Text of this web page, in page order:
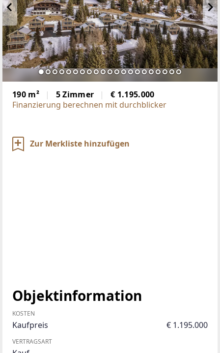
190 m² 5 Zimmer
€ 1.195.000
Finanzierung berechnen mit durchblicker
Zur Merkliste hinzufügen
Objektinformation
KOSTEN
Kaufpreis € 1.195.000
VERTRAGSART